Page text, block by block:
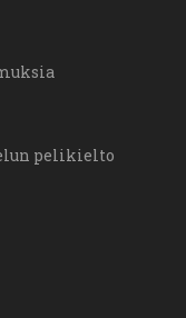
pelikielto